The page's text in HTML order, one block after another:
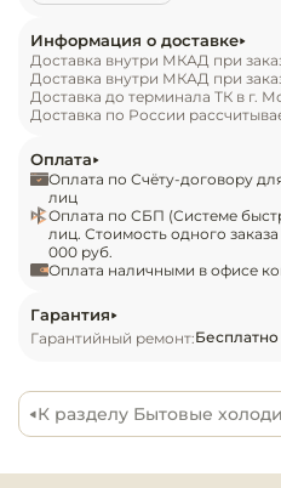
автоматической
препятствует
устройства, облегчая
внутреннего
равномерно
камеры.
Стеллажи выполнены из
повышенной прочности,
повреждениям и
быстрой адаптации
даже при закладке
Информация о доставке
Доставка внутри МКАД при
Доставка внутри МКАД при
Доставка до терминала ТК в г.
Доставка по России
Оплата
Оплата по Счёту-договору
лиц
Оплата по СБП (Системе
лиц. Стоимость одного
000 руб.
Оплата наличными в офисе
Гарантия
Гарантийный ремонт:Бесплатно
К разделу Бытовые